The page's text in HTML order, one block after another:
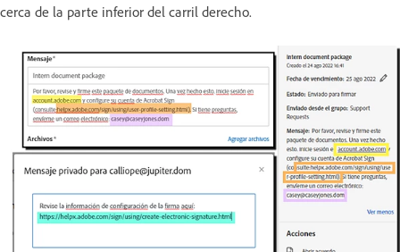
cerca de la parte inferior del carril derecho.